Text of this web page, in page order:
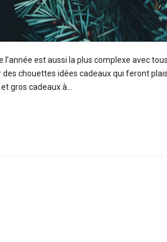
est aussi la plus complexe avec
des chouettes idées cadeaux qui feront
gros cadeaux à…